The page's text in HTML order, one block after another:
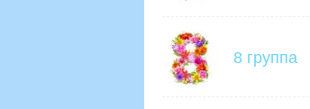
8 группа